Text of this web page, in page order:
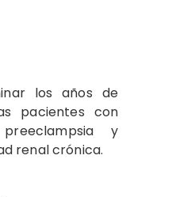
los años de
pacientes con
y
renal crónica.